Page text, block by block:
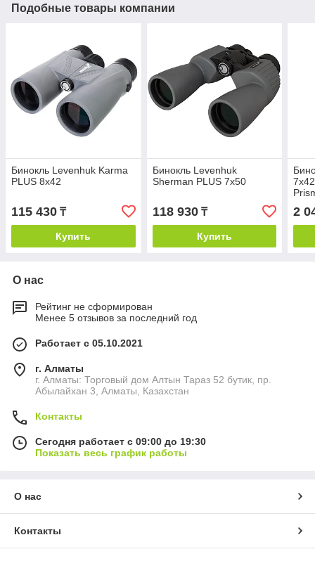
Подобные товары компании
Бинокль Levenhuk Karma
PLUS 8x42
115 430 ₸
Купить
Бинокль Levenhuk
Sherman PLUS 7x50
118 930₸
Купить
2
О нас
Рейтинг не сформирован
Менее 5 отзывов за последний год
Работает с 05.10.2021
г. Алматы
г. Алматы: Торговый дом Алтын Тараз 52 бутик, пр.
Абылайхан 3, Алматы, Казахстан
Контакты
Сегодня работает с 09:00 до 19:30
Показать весь график работы
О нас
Контакты